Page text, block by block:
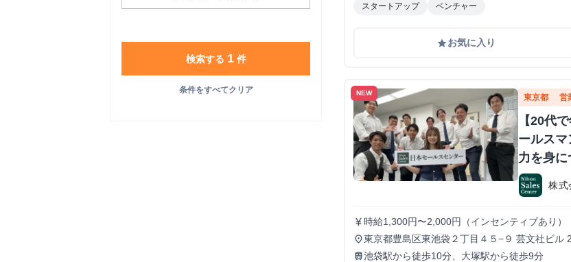
検索する 1件
条件をすべてクリア
スタートアップ
ベンチャー
gradeお気に入り
NEW 東京都 営
【20代
ールス
力を身
か？ ※当
#1.2年生
期・有
株式
currency_yen時給1,300円〜2,000円（インセンティブあり）
place東京都豊島区東池袋２丁目４５−９ 芸文社ビル
train池袋駅から徒歩10分、大塚駅から徒歩9分